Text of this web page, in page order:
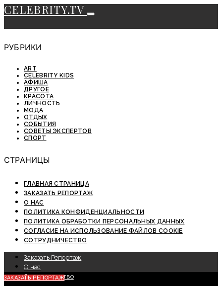
CELEBRITY.TV
РУБРИКИ
ART
CELEBRITY KIDS
АФИША
ДРУГОЕ
КРАСОТА
ЛИЧНОСТЬ
МОДА
ОТДЫХ
СОБЫТИЯ
СОВЕТЫ ЭКСПЕРТОВ
СПОРТ
СТРАНИЦЫ
ГЛАВНАЯ СТРАНИЦА
ЗАКАЗАТЬ РЕПОРТАЖ
О НАС
ПОЛИТИКА КОНФИДЕНЦИАЛЬНОСТИ
ПОЛИТИКА ОБРАБОТКИ ПЕРСОНАЛЬНЫХ ДАННЫХ
СОГЛАСИЕ НА ИСПОЛЬЗОВАНИЕ ФАЙЛОВ COOKIE
СОТРУДНИЧЕСТВО
Заказать Репортаж
О нас
Сотрудничество
ЗАКАЗАТЬ РЕПОРТАЖ